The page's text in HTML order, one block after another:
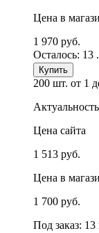
Цена в
1 970 руб.
Осталось: 13 .
Купить
200 шт. от 1
Цена сайта
1 513 руб.
Цена в
1 700 руб.
Под заказ: 13